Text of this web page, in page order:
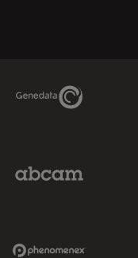
Genedata Link